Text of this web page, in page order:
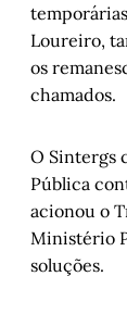
Loureiro,
os
chamados.
O Sintergs
Pública
acionou o
Ministério
soluções.